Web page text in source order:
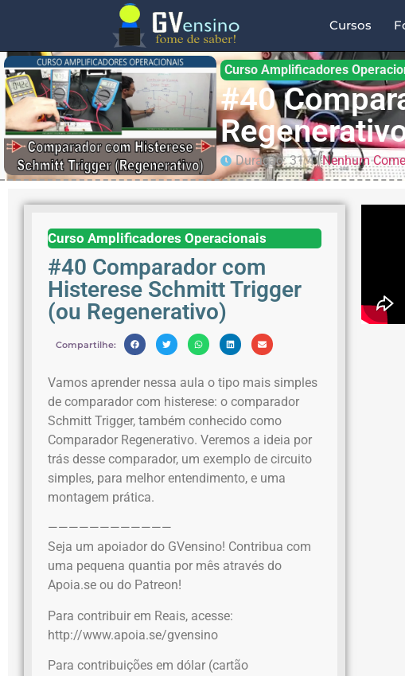
Cursos
Curso Amplificadores
#40
Duração: 31:41Nenhum
Curso Amplificadores Operacionais
#40 Comparador com
Histerese Schmitt Trigger
(ou Regenerativo)
Compartilhe:
Vamos aprender nessa aula o tipo mais simples
de comparador com histerese: o comparador
Schmitt Trigger, também conhecido como
Comparador Regenerativo. Veremos a ideia por
trás desse comparador, um exemplo de circuito
simples, para melhor entendimento, e uma
montagem prática.
————————————
Seja um apoiador do GVensino! Contribua com
uma pequena quantia por mês através do
Apoia.se ou do Patreon!
Para contribuir em Reais, acesse:
http://www.apoia.se/gvensino
Para contribuições em dólar (cartão